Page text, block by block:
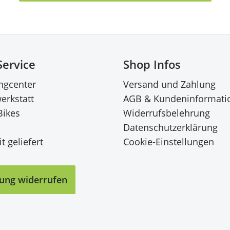
geliefert
Shop Infos
Versand und Zahlung
AGB &
Widerrufsbelehrung
Datenschutzerklärung
Cookie-Einstellungen
widerrufen